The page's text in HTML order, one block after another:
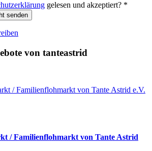
gelesen und akzeptiert? *
senden
von tanteastrid
/ Familienflohmarkt von Tante Astrid